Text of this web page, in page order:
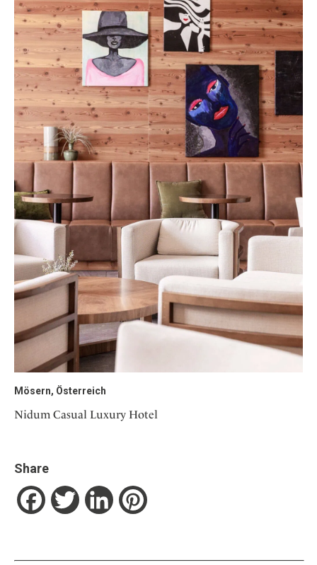
Mösern, Österreich
Nidum Casual Luxury Hotel
Share
FacebookTwitter LinkedIn